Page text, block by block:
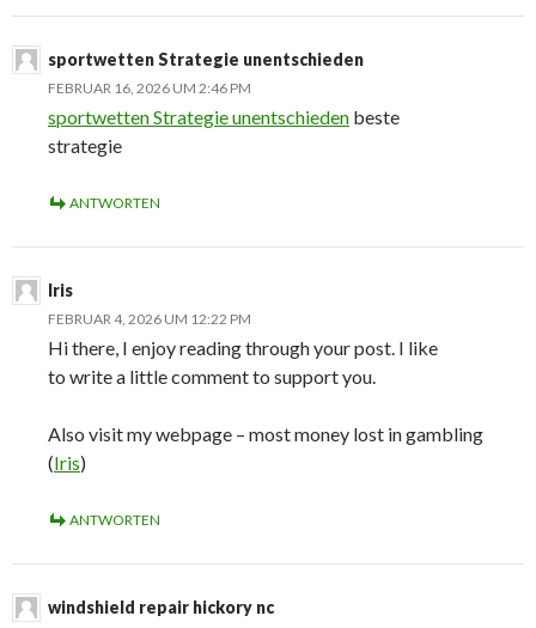
sportwetten Strategie unentschieden
FEBRUAR 16, 2026 UM 2:46 PM
sportwetten Strategie unentschieden beste
strategie
ANTWORTEN
Iris
FEBRUAR 4, 2026 UM 12:22 PM
Hi there, I enjoy reading through your post. I like
to write a little comment to support you.
Also visit my webpage – most money lost in gambling
(Iris)
ANTWORTEN
windshield repair hickory nc